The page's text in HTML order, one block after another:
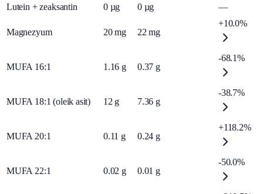
Lutein + zeaksantin
0 µg 0 µg —
Magnezyum 20 mg 22 mg
+10.0%
MUFA 16:1 1.16 g 0.37 g
-68.1%
MUFA 18:1 (oleik asit) 12 g 7.36 g
-38.7%
MUFA 20:1 0.11 g 0.24 g
+118.2%
MUFA 22:1 0.02 g 0.01 g
-50.0%